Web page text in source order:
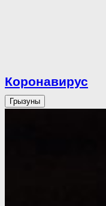
Коронавирус
Грызуны